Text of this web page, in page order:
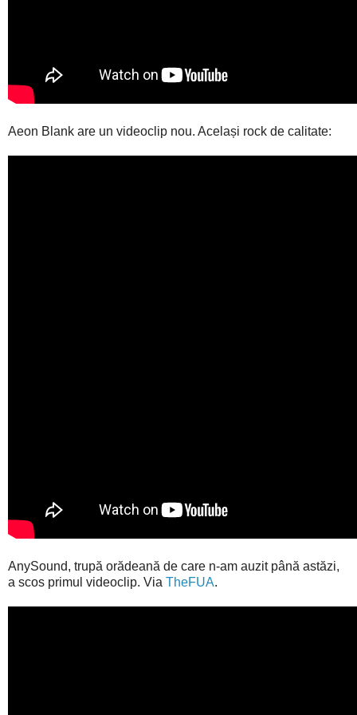
Aeon Blank are un videoclip nou. Același rock de calitate:
AnySound, trupă orădeană de care n-am auzit până astăzi,
a scos primul videoclip. Via TheFUA.